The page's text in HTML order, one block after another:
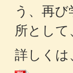
う、再
所とし
詳しくは